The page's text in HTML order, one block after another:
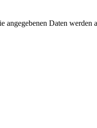
Daten werden